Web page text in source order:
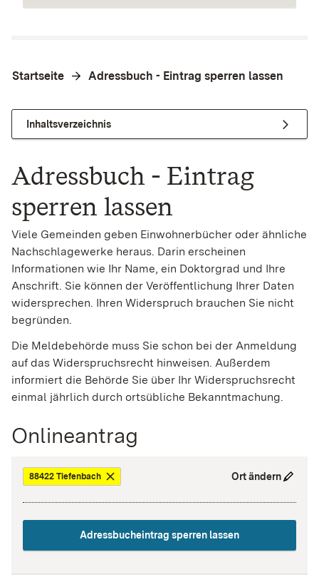
Startseite Adressbuch - Eintrag sperren lassen
Inhaltsverzeichnis
Adressbuch - Eintrag
sperren lassen
Viele Gemeinden geben Einwohnerbücher oder ähnliche
Nachschlagewerke heraus. Darin erscheinen
Informationen wie Ihr Name, ein Doktorgrad und Ihre
Anschrift. Sie können der Veröffentlichung Ihrer Daten
widersprechen. Ihren Widerspruch brauchen Sie nicht
begründen.
Die Meldebehörde muss Sie schon bei der Anmeldung
auf das Widerspruchsrecht hinweisen. Außerdem
informiert die Behörde Sie über Ihr Widerspruchsrecht
einmal jährlich durch ortsübliche Bekanntmachung.
Onlineantrag
88422 Tiefenbach Ort ändern
Adressbucheintrag sperren lassen